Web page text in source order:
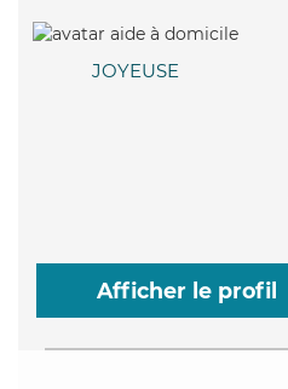
JOYEUSE
Afficher le profil